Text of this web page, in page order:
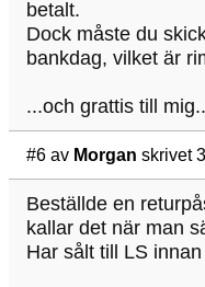
betalt.
Dock måste du
bankdag, vilket är
...och grattis till
#6 av Morgan skrivet
Beställde en
kallar det när man
Har sålt till LS